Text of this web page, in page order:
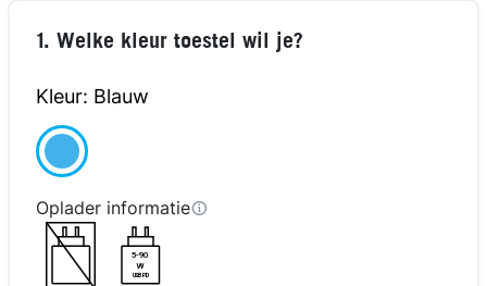
1. Welke kleur toestel wil je?
Kleur: Blauw
Oplader informatie
5-90
W
USB PD